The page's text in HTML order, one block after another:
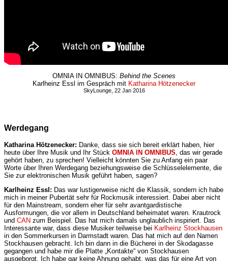
OMNIA IN OMNIBUS: Behind the Scenes
Karlheinz Essl im Gespräch mit Katharina Hötzenecker
SkyLounge, 22 Jan 2016
Werdegang
Katharina Hötzenecker: Danke, dass sie sich bereit erklärt haben, hier
heute über Ihre Musik und Ihr Stück OMNIA IN OMNIBUS , das wir gerade
gehört haben, zu sprechen! Vielleicht könnten Sie zu Anfang ein paar
Worte über Ihren Werdegang beziehungsweise die Schlüsselelemente, die
Sie zur elektronischen Musik geführt haben, sagen?
Karlheinz Essl: Das war lustigerweise nicht die Klassik, sondern ich habe
mich in meiner Pubertät sehr für Rockmusik interessiert. Dabei aber nicht
für den Mainstream, sondern eher für sehr avantgardistische
Ausformungen, die vor allem in Deutschland beheimatet waren. Krautrock
und CAN zum Beispiel. Das hat mich damals unglaublich inspiriert. Das
Interessante war, dass diese Musiker teilweise bei Karlheinz Stockhausen
in den Sommerkursen in Darmstadt waren. Das hat mich auf den Namen
Stockhausen gebracht. Ich bin dann in die Bücherei in der Skodagasse
gegangen und habe mir die Platte „Kontakte“ von Stockhausen
ausgeborgt. Ich habe gar keine Ahnung gehabt, was das für eine Art von